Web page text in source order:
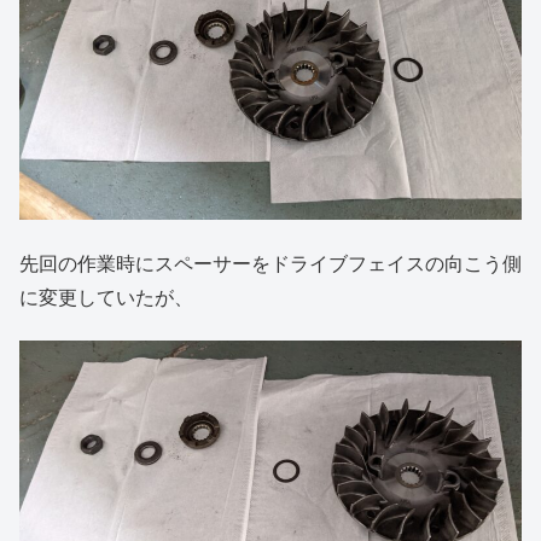
先回の作業時にスペーサーをドライブフェイスの向こう側
に変更していたが、